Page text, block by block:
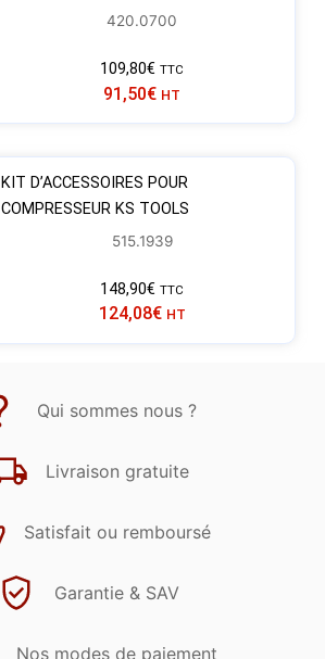
420.0700
109,80€ TTC
91,50€ HT
KIT D’ACCESSOIRES POUR
COMPRESSEUR KS TOOLS
515.1939
148,90€ TTC
124,08€ HT
Qui sommes nous ?
Livraison gratuite
Satisfait ou remboursé
Garantie & SAV
Nos modes de paiement